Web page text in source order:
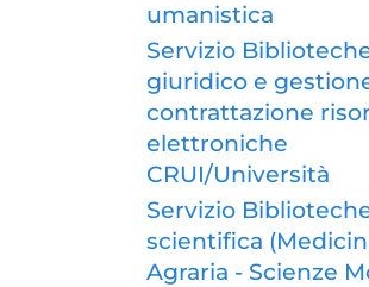
umanistica
Servizio
giuridico e
contrattazione
elettroniche
CRUI/Università
Servizio
scientifica
Agraria - Scienze